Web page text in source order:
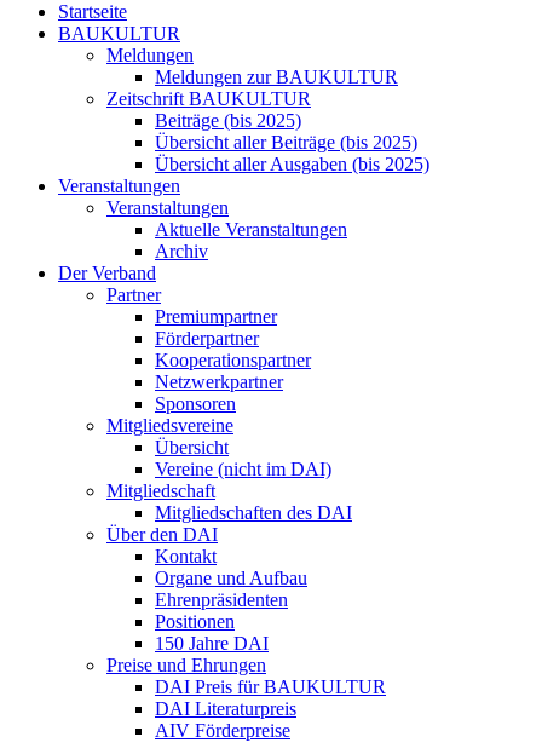
Startseite
BAUKULTUR
Meldungen
Meldungen zur BAUKULTUR
Zeitschrift BAUKULTUR
Beiträge (bis 2025)
Übersicht aller Beiträge (bis 2025)
Übersicht aller Ausgaben (bis 2025)
Veranstaltungen
Veranstaltungen
Aktuelle Veranstaltungen
Archiv
Der Verband
Partner
Premiumpartner
Förderpartner
Kooperationspartner
Netzwerkpartner
Sponsoren
Mitgliedsvereine
Übersicht
Vereine (nicht im DAI)
Mitgliedschaft
Mitgliedschaften des DAI
Über den DAI
Kontakt
Organe und Aufbau
Ehrenpräsidenten
Positionen
150 Jahre DAI
Preise und Ehrungen
DAI Preis für BAUKULTUR
DAI Literaturpreis
AIV Förderpreise